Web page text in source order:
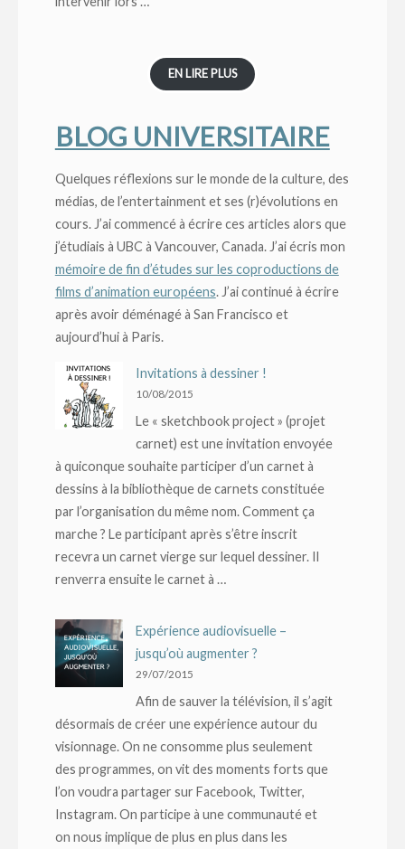
EN LIRE PLUS
BLOG UNIVERSITAIRE
Quelques réflexions sur le monde de la culture, des
médias, de l’entertainment et ses (r)évolutions en
cours. J’ai commencé à écrire ces articles alors que
j’étudiais à UBC à Vancouver, Canada. J’ai écris mon
mémoire de fin d’études sur les coproductions de
films d’animation européens. J’ai continué à écrire
après avoir déménagé à San Francisco et
aujourd’hui à Paris.
Invitations à dessiner !
10/08/2015
Le « sketchbook project » (projet
carnet) est une invitation envoyée
à quiconque souhaite participer d’un carnet à
dessins à la bibliothèque de carnets constituée
par l’organisation du même nom. Comment ça
marche ? Le participant après s’être inscrit
recevra un carnet vierge sur lequel dessiner. Il
renverra ensuite le carnet à …
Expérience audiovisuelle –
jusqu’où augmenter ?
29/07/2015
Afin de sauver la télévision, il s’agit
désormais de créer une expérience autour du
visionnage. On ne consomme plus seulement
des programmes, on vit des moments forts que
l’on voudra partager sur Facebook, Twitter,
Instagram. On participe à une communauté et
on nous implique de plus en plus dans les